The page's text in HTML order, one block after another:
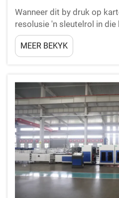
Wanneer dit by druk op
resolusie 'n sleutelrol in
drukwerk. Of u nou logo's,
selfs ingewikkelde grafika
die regte resolusie vir u
MEER BEKYK